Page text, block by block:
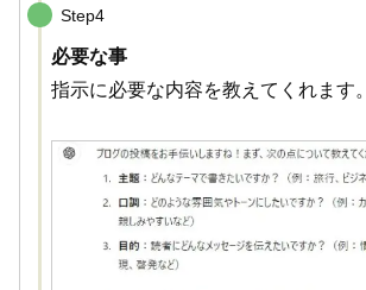
Step4
必要な事
指示に必要な内容を教えてくれます。